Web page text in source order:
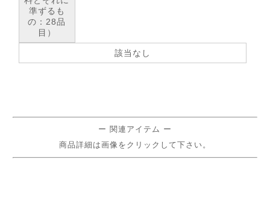
準ずるも
の：28品
目）
該当なし
ー 関連アイテム ー
商品詳細は画像をクリックして下さい。